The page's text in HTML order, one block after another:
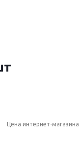
Цена интернет-